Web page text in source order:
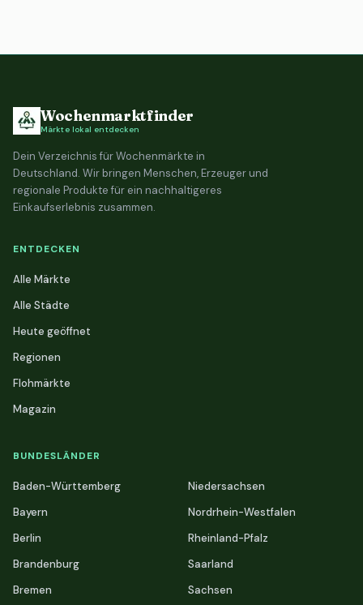
Wochenmarktfinder
Märkte lokal entdecken
Dein Verzeichnis für Wochenmärkte in
Deutschland. Wir bringen Menschen, Erzeuger und
regionale Produkte für ein nachhaltigeres
Einkaufserlebnis zusammen.
ENTDECKEN
Alle Märkte
Alle Städte
Heute geöffnet
Regionen
Flohmärkte
Magazin
BUNDESLÄNDER
Baden-Württemberg
Bayern
Berlin
Brandenburg
Bremen
Niedersachsen
Nordrhein-Westfalen
Rheinland-Pfalz
Saarland
Sachsen